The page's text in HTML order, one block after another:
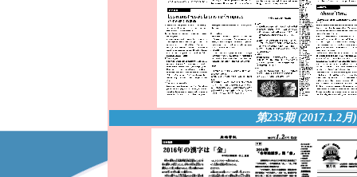
第235期 (2017.1.2月)